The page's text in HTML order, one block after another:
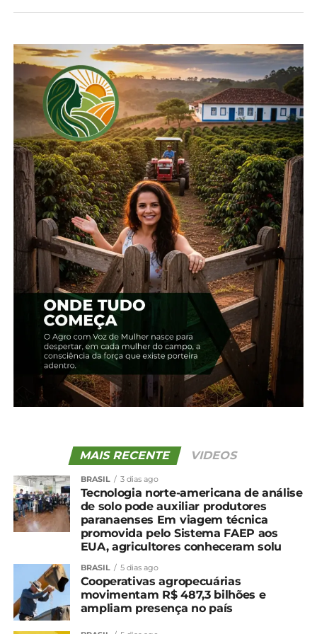
levantamento de custos de produção também
ocorre por Cadecs. A pesquisa deve reunir
produtores rurais integrantes dessas comissões,
profissionais das integradoras e outros elos da
cadeia produtiva. “Contamos com o engajamento
dos suinocultores, como sempre ocorre, para
promover um levantamento de custos condizente
com a realidade”, enfatiza Nicolle Wilsek, técnica do
DTE do Sistema FAEP.
*Redação/Sistema FAEP
Compartilhe isso:
Facebook 18+
Relacionado
Cadastro obrigatório do
rebanho no Paraná
Agro do Paraná vai
acessar 451 milhões de
13 de janeiro, 2026
Avicultura: Sistema FAEP
lança cartilha com cursos
25 de setembro, 2024
TÓPICOS RELACIONADOS: AVES
CUSTOS
LEVANTAMENTO
PARANÁ SUÍNOS
UP NEXT
MAIS RECENTE VIDEOS
BRASIL 3 dias ago
Tecnologia norte-americana de análise
de solo pode auxiliar produtores
paranaenses Em viagem técnica
promovida pelo Sistema FAEP aos
EUA, agricultores conheceram solu
BRASIL 5 dias ago
Cooperativas agropecuárias
movimentam R$ 487,3 bilhões e
ampliam presença no país